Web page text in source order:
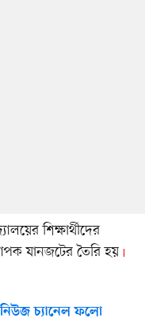
শিক্ষার্থীদের
যানজটের তৈরি হয়
চ্যানেল ফলো